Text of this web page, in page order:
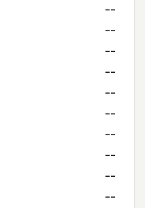
--
--
--
--
--
--
--
--
--
--